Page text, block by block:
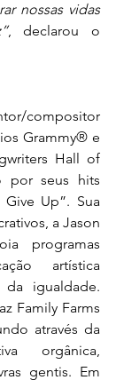
nossas vidas
, declarou o
compositor
Grammy® e
Hall of
por seus hits
Give Up”. Sua
a Jason
programas
artística
igualdade.
Family Farms
através da
orgânica,
gentis. Em